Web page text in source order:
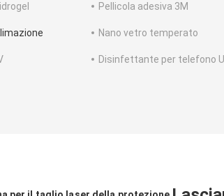
Pellicola adesiva 3M
Nano vetro temperato
Disinfettante per telefono